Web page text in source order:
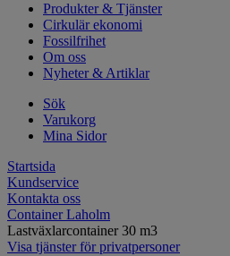
Produkter & Tjänster
Cirkulär ekonomi
Fossilfrihet
Om oss
Nyheter & Artiklar
Sök
Varukorg
Mina Sidor
Startsida
Kundservice
Kontakta oss
Container Laholm
Lastväxlarcontainer 30 m3
Visa tjänster för privatpersoner